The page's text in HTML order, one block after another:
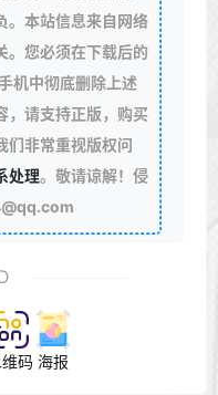
。本站信息来自网络
。您必须在下载后的
机中彻底删除上述
，请支持正版，购买
们非常重视版权问
处理。敬请谅解！侵
维码 海报